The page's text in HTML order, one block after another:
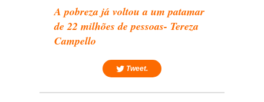
A pobreza já voltou a um patamar
de 22 milhões de pessoas- Tereza
Campello
Tweet.